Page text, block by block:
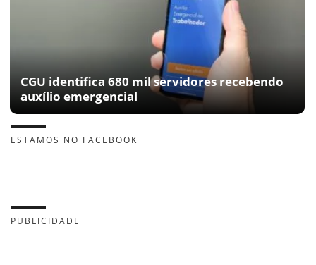
CGU identifica 680 mil servidores recebendo
auxílio emergencial
ESTAMOS NO FACEBOOK
PUBLICIDADE